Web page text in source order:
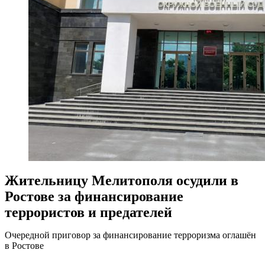
Жительницу Мелитополя осудили в
Ростове за финансирование
террористов и предателей
Очередной приговор за финансирование терроризма оглашён
в Ростове